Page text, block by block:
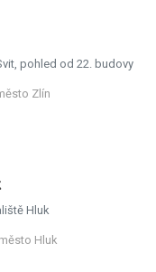
pohled od 22. budovy
Zlín
Hluk
město Hluk